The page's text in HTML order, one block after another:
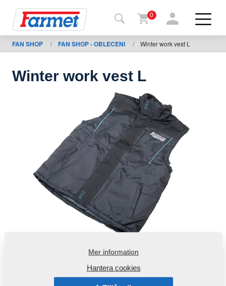
För
nedladdning
0
FAN SHOP / FAN SHOP - OBLECENI / Winter work vest L
Winter work vest L
Mer information
Hantera cookies